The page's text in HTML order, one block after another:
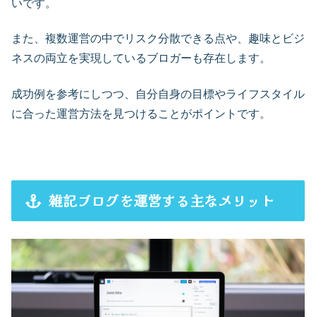
いです。
また、複数運営の中でリスク分散できる点や、趣味とビジ
ネスの両立を実現しているブロガーも存在します。
成功例を参考にしつつ、自分自身の目標やライフスタイル
に合った運営方法を見つけることがポイントです。
雑記ブログを運営する主なメリット